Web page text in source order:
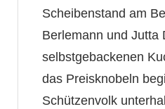
Scheibenstand am
Berlemann und Jutta
selbstgebackenen
das Preisknobeln
Schützenvolk